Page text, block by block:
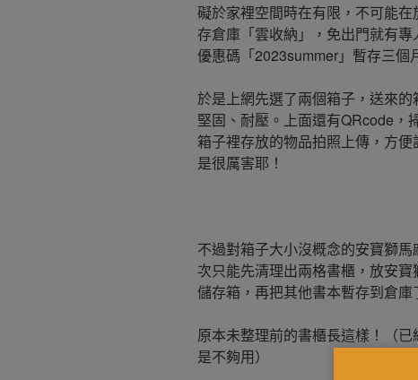
礙於家裡空間時在有限，不可能
存倉庫「雲收納」，免出門就有
優惠碼「2023summer」暫存三個
於是上網先選了兩個箱子，送來
堅固、耐壓。上面還有QRcode，
箱子裡存放的物品拍照上傳，方
是很厲害耶！
不過對箱子大小沒概念的安寶獅
次只能先清理出兩格書櫃，放安
儲存箱，再把其他書本暫存到倉庫
原本未整理前的書櫃長這樣！（
是不夠用）